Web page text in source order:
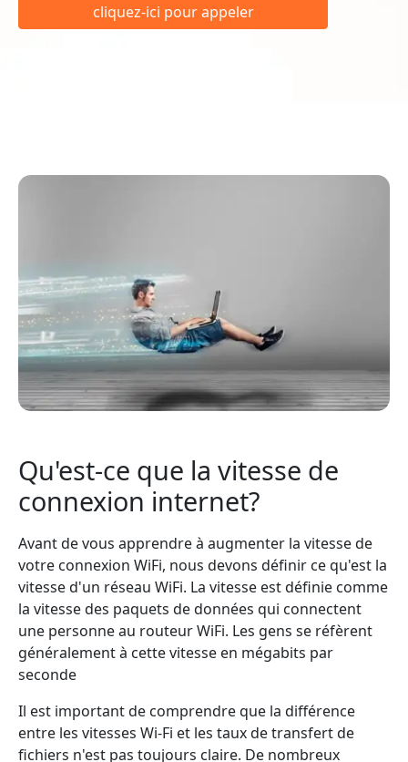
cliquez-ici pour appeler
Qu'est-ce que la vitesse de
connexion internet?
Avant de vous apprendre à augmenter la vitesse de
votre connexion WiFi, nous devons définir ce qu'est la
vitesse d'un réseau WiFi. La vitesse est définie comme
la vitesse des paquets de données qui connectent
une personne au routeur WiFi. Les gens se réfèrent
généralement à cette vitesse en mégabits par
seconde
Il est important de comprendre que la différence
entre les vitesses Wi-Fi et les taux de transfert de
fichiers n'est pas toujours claire. De nombreux